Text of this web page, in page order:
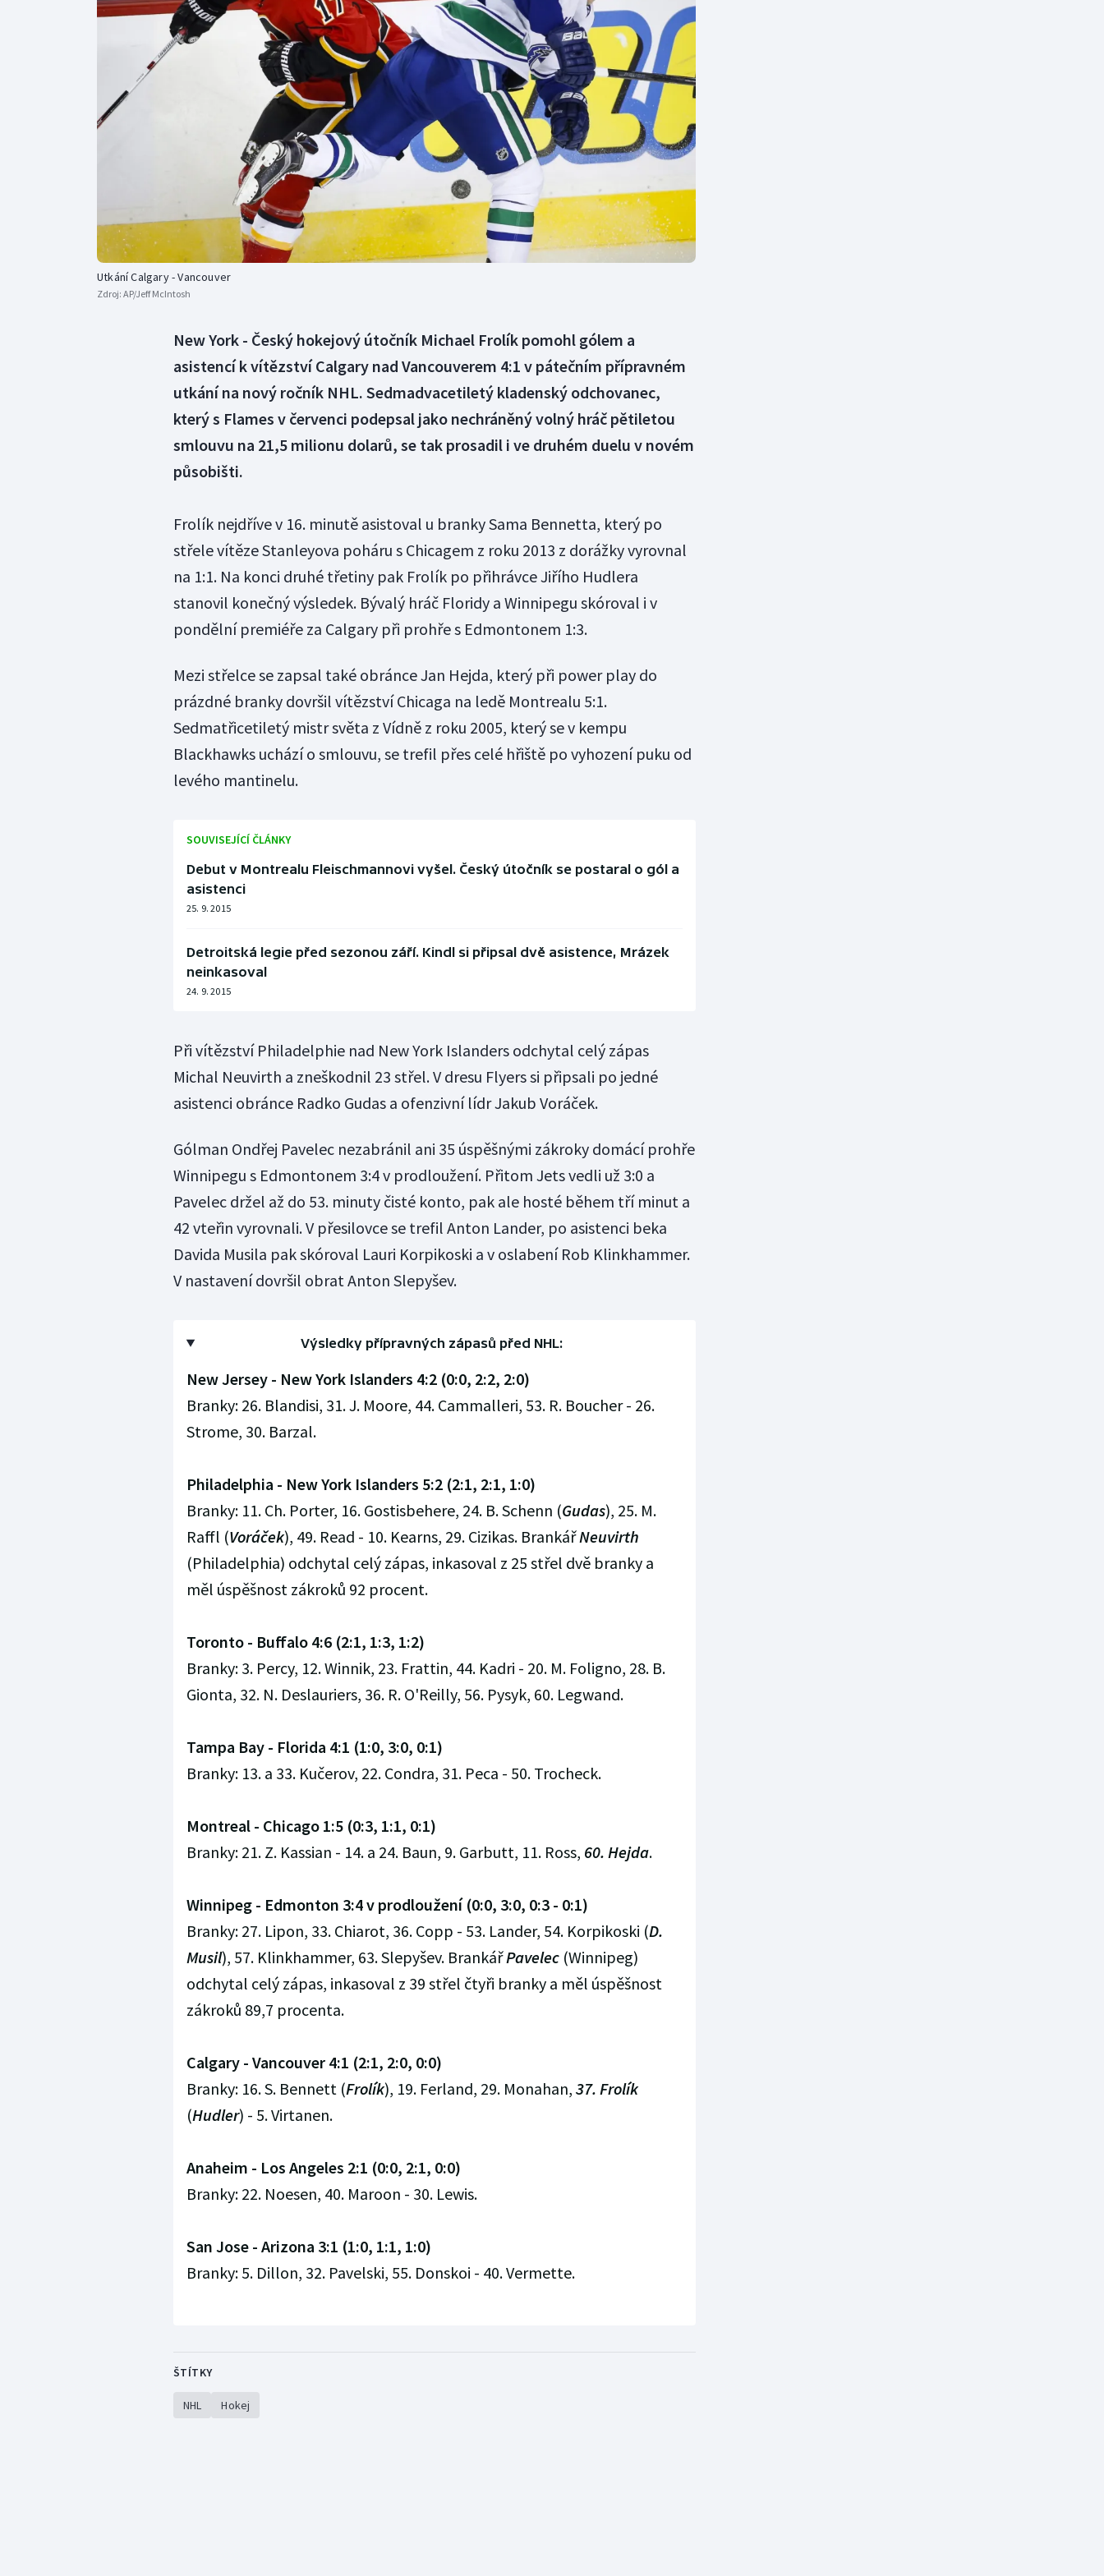
Curling
Dostihy
Florbal
Futsal
Golf
Gymnastika
Moderní pětiboj
Motorsport
Olympijské hry
Parasport
Plavání
Plážový volejbal
Veslování
Vodní slalom
Volejbal
Ostatní
Utkání Calgary - Vancouver
Zdroj: AP/Jeff McIntosh
New York - Český hokejový útočník Michael Frolík pomohl gólem a
asistencí k vítězství Calgary nad Vancouverem 4:1 v pátečním přípravném
utkání na nový ročník NHL. Sedmadvacetiletý kladenský odchovanec,
který s Flames v červenci podepsal jako nechráněný volný hráč pětiletou
smlouvu na 21,5 milionu dolarů, se tak prosadil i ve druhém duelu v novém
působišti.
Frolík nejdříve v 16. minutě asistoval u branky Sama Bennetta, který po
střele vítěze Stanleyova poháru s Chicagem z roku 2013 z dorážky vyrovnal
na 1:1. Na konci druhé třetiny pak Frolík po přihrávce Jiřího Hudlera
stanovil konečný výsledek. Bývalý hráč Floridy a Winnipegu skóroval i v
pondělní premiéře za Calgary při prohře s Edmontonem 1:3.
Mezi střelce se zapsal také obránce Jan Hejda, který při power play do
prázdné branky dovršil vítězství Chicaga na ledě Montrealu 5:1.
Sedmatřicetiletý mistr světa z Vídně z roku 2005, který se v kempu
Blackhawks uchází o smlouvu, se trefil přes celé hřiště po vyhození puku od
levého mantinelu.
SOUVISEJÍCÍ ČLÁNKY
Debut v Montrealu Fleischmannovi vyšel. Český útočník se postaral o gól a
asistenci
25. 9. 2015
Detroitská legie před sezonou září. Kindl si připsal dvě asistence, Mrázek
neinkasoval
24. 9. 2015
Při vítězství Philadelphie nad New York Islanders odchytal celý zápas
Michal Neuvirth a zneškodnil 23 střel. V dresu Flyers si připsali po jedné
asistenci obránce Radko Gudas a ofenzivní lídr Jakub Voráček.
Gólman Ondřej Pavelec nezabránil ani 35 úspěšnými zákroky domácí prohře
Winnipegu s Edmontonem 3:4 v prodloužení. Přitom Jets vedli už 3:0 a
Pavelec držel až do 53. minuty čisté konto, pak ale hosté během tří minut a
42 vteřin vyrovnali. V přesilovce se trefil Anton Lander, po asistenci beka
Davida Musila pak skóroval Lauri Korpikoski a v oslabení Rob Klinkhammer.
V nastavení dovršil obrat Anton Slepyšev.
Výsledky přípravných zápasů před NHL:
New Jersey - New York Islanders 4:2 (0:0, 2:2, 2:0)
Branky: 26. Blandisi, 31. J. Moore, 44. Cammalleri, 53. R. Boucher - 26.
Strome, 30. Barzal.
Philadelphia - New York Islanders 5:2 (2:1, 2:1, 1:0)
Branky: 11. Ch. Porter, 16. Gostisbehere, 24. B. Schenn (Gudas), 25. M.
Raffl (Voráček), 49. Read - 10. Kearns, 29. Cizikas. BrankářNeuvirth
(Philadelphia) odchytal celý zápas, inkasoval z 25 střel dvě branky a
měl úspěšnost zákroků 92 procent.
Toronto - Buffalo 4:6 (2:1, 1:3, 1:2)
Branky: 3. Percy, 12. Winnik, 23. Frattin, 44. Kadri - 20. M. Foligno, 28. B.
Gionta, 32. N. Deslauriers, 36. R. O'Reilly, 56. Pysyk, 60. Legwand.
Tampa Bay - Florida 4:1 (1:0, 3:0, 0:1)
Branky: 13. a 33. Kučerov, 22. Condra, 31. Peca - 50. Trocheck.
Montreal - Chicago 1:5 (0:3, 1:1, 0:1)
Branky: 21. Z. Kassian - 14. a 24. Baun, 9. Garbutt, 11. Ross, 60. Hejda.
Winnipeg - Edmonton 3:4 v prodloužení (0:0, 3:0, 0:3 - 0:1)
Branky: 27. Lipon, 33. Chiarot, 36. Copp - 53. Lander, 54. Korpikoski (D.
Musil), 57. Klinkhammer, 63. Slepyšev. BrankářPavelec(Winnipeg)
odchytal celý zápas, inkasoval z 39 střel čtyři branky a měl úspěšnost
zákroků 89,7 procenta.
Calgary - Vancouver 4:1 (2:1, 2:0, 0:0)
Branky: 16. S. Bennett (Frolík), 19. Ferland, 29. Monahan, 37. Frolík
(Hudler) - 5. Virtanen.
Anaheim - Los Angeles 2:1 (0:0, 2:1, 0:0)
Branky: 22. Noesen, 40. Maroon - 30. Lewis.
San Jose - Arizona 3:1 (1:0, 1:1, 1:0)
Branky: 5. Dillon, 32. Pavelski, 55. Donskoi - 40. Vermette.
ŠTÍTKY
NHL Hokej